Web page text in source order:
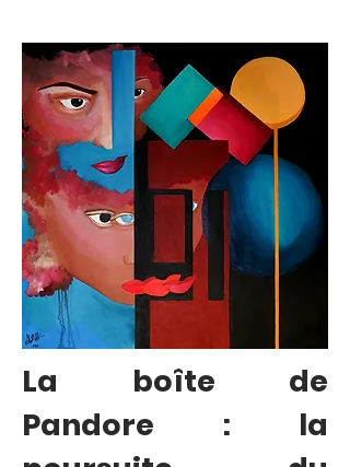
La boîte de
Pandore : la